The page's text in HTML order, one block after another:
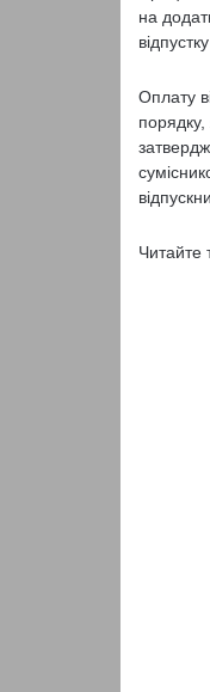
на
Оплату
порядку,
Читайте